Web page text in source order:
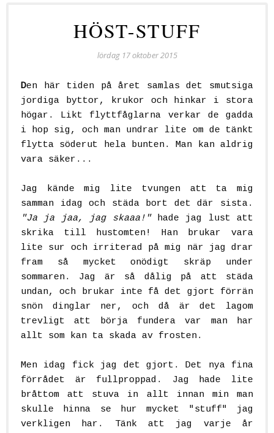
HÖST-STUFF
lördag 17 oktober 2015
Den här tiden på året samlas det smutsiga
jordiga byttor, krukor och hinkar i stora
högar. Likt flyttfåglarna verkar de gadda
i hop sig, och man undrar lite om de tänkt
flytta söderut hela bunten. Man kan aldrig
vara säker...
Jag kände mig lite tvungen att ta mig
samman idag och städa bort det där sista.
"Ja ja jaa, jag skaaa!" hade jag lust att
skrika till hustomten! Han brukar vara
lite sur och irriterad på mig när jag drar
fram så mycket onödigt skräp under
sommaren. Jag är så dålig på att städa
undan, och brukar inte få det gjort förrän
snön dinglar ner, och då är det lagom
trevligt att börja fundera var man har
allt som kan ta skada av frosten.
Men idag fick jag det gjort. Det nya fina
förrådet är fullproppad. Jag hade lite
bråttom att stuva in allt innan min man
skulle hinna se hur mycket "stuff" jag
verkligen har. Tänk att jag varje år